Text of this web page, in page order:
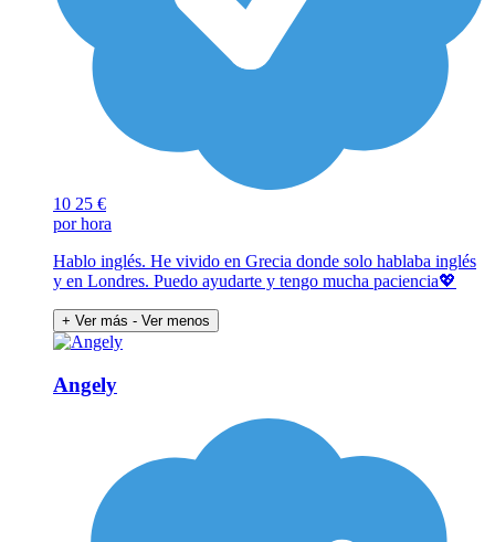
10 25 €
por hora
Hablo inglés. He vivido en Grecia donde solo hablaba inglés
y en Londres. Puedo ayudarte y tengo mucha paciencia💖
+ Ver más - Ver menos
Angely